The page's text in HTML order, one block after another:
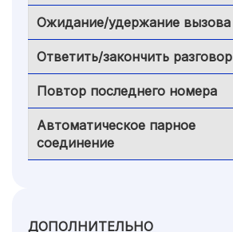
Ожидание/удержание вызова
Ответить/закончить разговор
Повтор последнего номера
Автоматическое парное
соединение
ДОПОЛНИТЕЛЬНО